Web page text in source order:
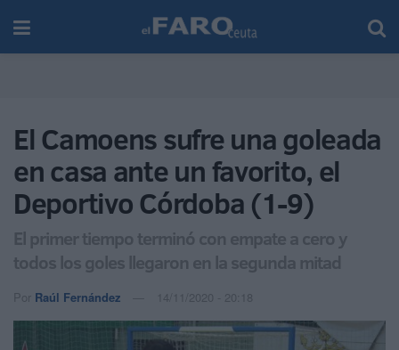
El Camoens sufre una goleada
en casa ante un favorito, el
Deportivo Córdoba (1-9)
El primer tiempo terminó con empate a cero y
todos los goles llegaron en la segunda mitad
Por Raúl Fernández 14/11/2020 - 20:18